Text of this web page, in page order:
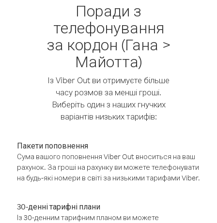
Поради з
телефонування
за кордон (Гана >
Майотта)
Із Viber Out ви отримуєте більше
часу розмов за менші гроші.
Виберіть один з наших гнучких
варіантів низьких тарифів:
Пакети поповнення
Сума вашого поповнення Viber Out вноситься на ваш
рахунок. За гроші на рахунку ви можете телефонувати
на будь-які номери в світі за низькими тарифами Viber.
30-денні тарифні плани
Із 30-денним тарифним планом ви можете